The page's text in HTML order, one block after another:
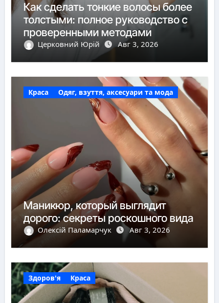
Как сделать тонкие волосы более
толстыми: полное руководство с
проверенными методами
Церковний Юрій Авг 3, 2026
Краса Одяг, взуття, аксесуари та мода
Маникюр, который выглядит
дорого: секреты роскошного вида
Олексій Паламарчук Авг 3, 2026
Здоров'я Краса